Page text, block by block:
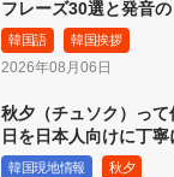
フレーズ30選と発音
韓国語 韓国挨拶
2026年08月06日
秋夕（チュソク）っ
日を日本人向けに丁寧
韓国現地情報 秋夕